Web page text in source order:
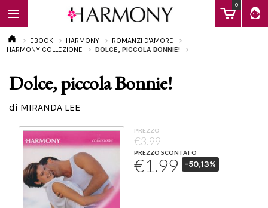
0
EBOOK
Calendario
EBOOK HARMONY
ROMANZI D'AMORE
HARMONY COLLEZIONE
DOLCE, PICCOLA BONNIE!
Dolce, piccola Bonnie!
di MIRANDA LEE
PREZZO
€3.99
PREZZO SCONTATO
€1.99 -50,13%